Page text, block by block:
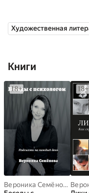
Художественная
Книги
Вероника Семёнова